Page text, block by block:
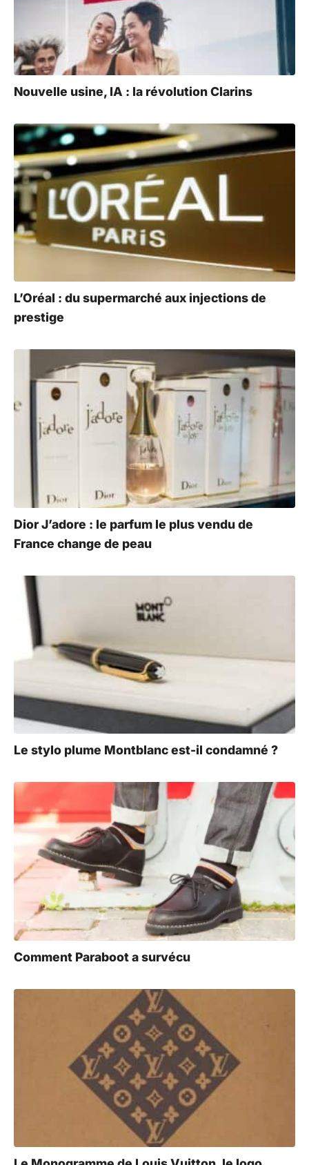
Nouvelle usine, IA : la révolution Clarins
L’Oréal : du supermarché aux injections de
prestige
Dior J’adore : le parfum le plus vendu de
France change de peau
Le stylo plume Montblanc est-il condamné ?
Comment Paraboot a survécu